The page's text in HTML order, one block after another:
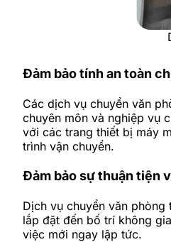
Đảm bảo tính an toàn
Các dịch vụ chuyển văn
chuyên môn và nghiệp vụ
với các trang thiết bị máy
trình vận chuyển.
Đảm bảo sự thuận tiện
Dịch vụ chuyển văn
lắp đặt đến bố trí không
việc mới ngay lập tức.